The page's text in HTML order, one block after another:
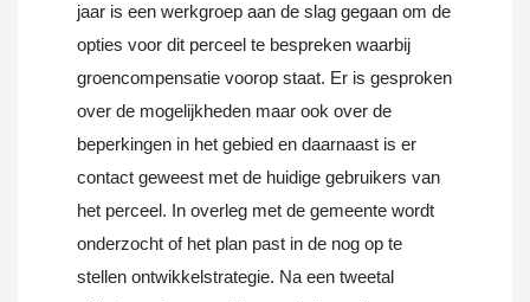
jaar is een werkgroep aan de slag gegaan om de
opties voor dit perceel te bespreken waarbij
groencompensatie voorop staat. Er is gesproken
over de mogelijkheden maar ook over de
beperkingen in het gebied en daarnaast is er
contact geweest met de huidige gebruikers van
het perceel. In overleg met de gemeente wordt
onderzocht of het plan past in de nog op te
stellen ontwikkelstrategie. Na een tweetal